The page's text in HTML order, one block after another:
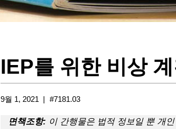
IEP를 위한 비상
9월 1, 2021 #7181.03
면책조항: 이 간행물은 법적 정보일 뿐 개